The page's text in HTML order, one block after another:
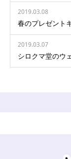
2019.03.08
春のプレゼント
2019.03.07
シロクマ堂のウ